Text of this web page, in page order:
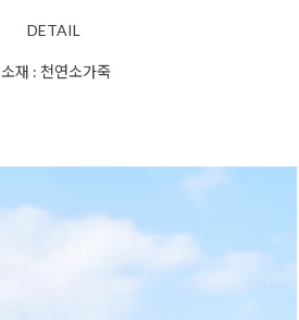
DETAIL
소재 : 천연소가죽